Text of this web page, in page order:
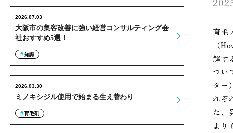
育毛
（
解す
つい
ター
れぞ
た、
より
大阪市の集客改善に強い経営コンサルティング会
社おすすめ5選！
2026.07.03
知識
ミノキシジル使用で始まる生え替わり
2026.03.30
育毛剤